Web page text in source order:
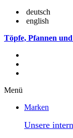
deutsch
english
Töpfe, Pfannen
Menü
Marken
Unsere